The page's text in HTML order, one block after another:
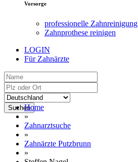
Vorsorge
professionelle Zahnreinigung
Zahnprothese reinigen
LOGIN
Für Zahnärzte
SuchenHome
»
Zahnarztsuche
»
Zahnärzte Putzbrunn
»